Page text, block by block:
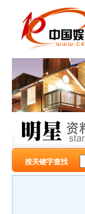
按关键字查找